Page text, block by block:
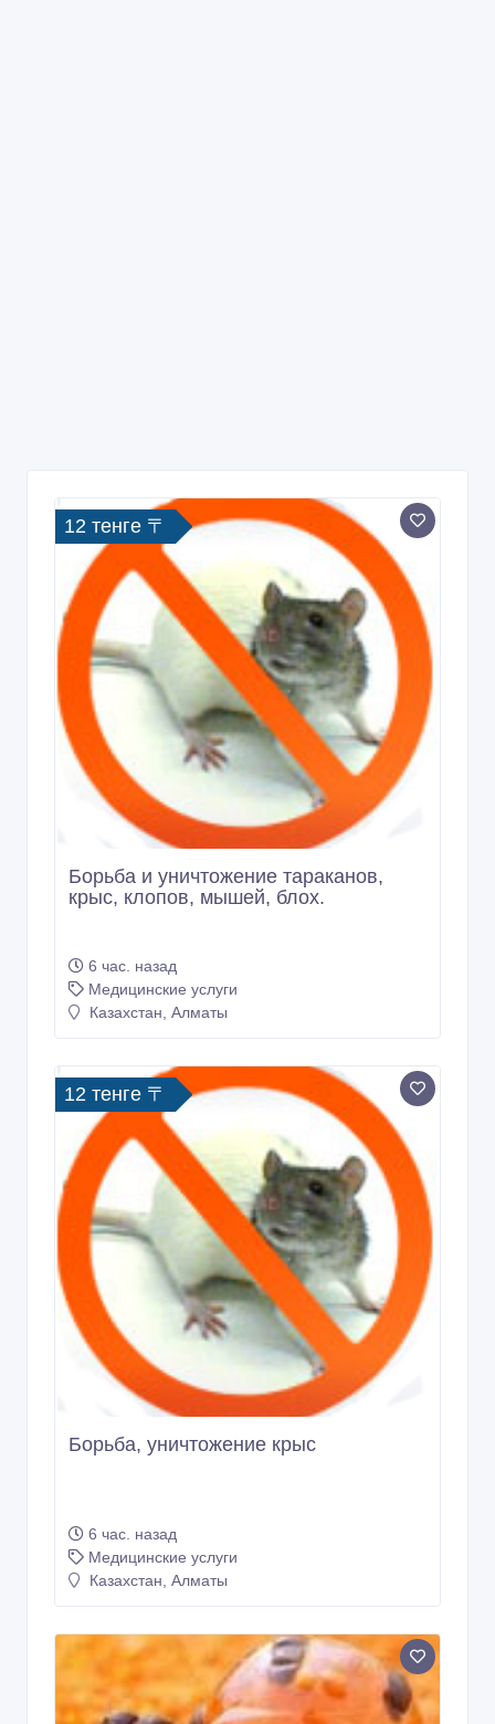
12 тенге 〒
Борьба и уничтожение тараканов,
крыс, клопов, мышей, блох.
6 час. назад
Медицинские услуги
Казахстан, Алматы
12 тенге 〒
Борьба, уничтожение крыс
6 час. назад
Медицинские услуги
Казахстан, Алматы